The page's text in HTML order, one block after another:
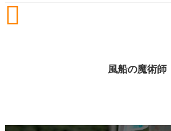
風船の魔術師